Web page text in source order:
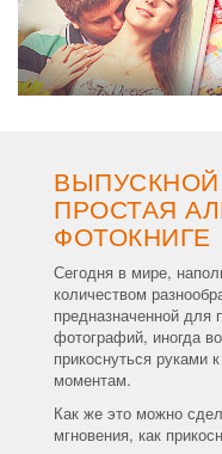
ПРОСТАЯ
ФОТОКНИГЕ
Сегодня в мире,
количеством
предназначенной для
фотографий, иногда
прикоснуться руками
моментам.
Как же это можно
мгновения, как